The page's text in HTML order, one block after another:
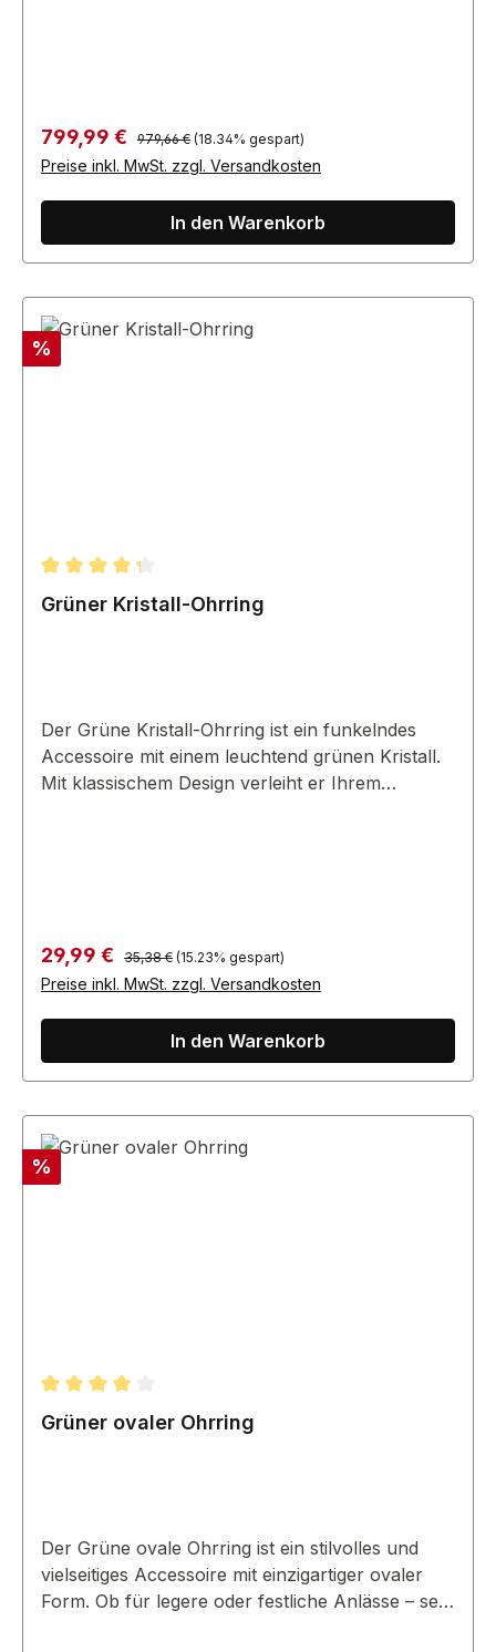
Verkaufspreis:
799,99 € Regulärer Preis:
979,66 € (18.34% gespart)
Preise inkl. MwSt. zzgl. Versandkosten
In den Warenkorb
Rabatt
%
Durchschnittliche Bewertung von 4.33 von 5 Sternen
Grüner Kristall-Ohrring
Der Grüne Kristall-Ohrring ist ein funkelndes
Accessoire mit einem leuchtend grünen Kristall.
Mit klassischem Design verleiht er Ihrem
Verkaufspreis:
29,99 € Regulärer Preis:
35,38 € (15.23% gespart)
Preise inkl. MwSt. zzgl. Versandkosten
In den Warenkorb
Rabatt
%
Durchschnittliche Bewertung von 4 von 5 Sternen
Grüner ovaler Ohrring
Der Grüne ovale Ohrring ist ein stilvolles und
vielseitiges Accessoire mit einzigartiger ovaler
Form. Ob für legere oder festliche Anlässe – sein